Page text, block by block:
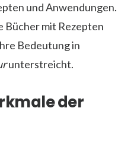
und Anwendungen.
Bücher mit Rezepten
Bedeutung in
unterstreicht.
der